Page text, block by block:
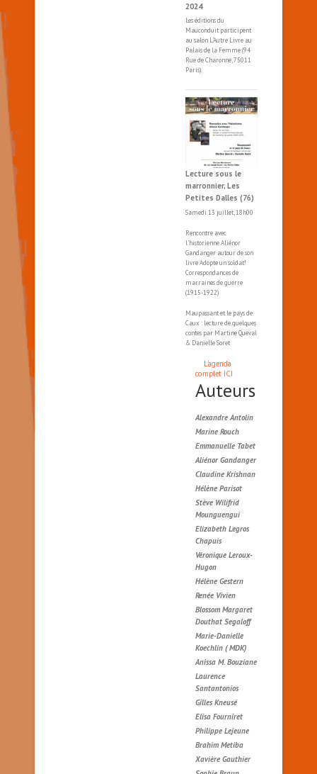
2024
Les éditions du
Mauconduit participent
au salon L'Autre Livre au
Palais de la Femme (94
Rue de Charonne, 75011
Paris).
Lecture sous le
marronnier, Les
Petites Dalles (76)
Samedi 13 juillet, 18h00
Rencontre avec
l'historienne Aliénor
Gandanger autour de son
livre Adopte un soldat!
Correspondances de
marraines de guerre
(1915-1922)
Maupassant et le pays de
Caux : lecture de quelques
contes par Martine Queval
& Danielle Soret
L'agenda
complet ICI
Auteurs
Alexandre Antolin
Marine Rouch
Emmanuelle Tabet
Aliénor Gandanger
Claudine Krishnan
Hélène Parisot
Stève Wilifrid
Mounguengui
Elizabeth Legros
Chapuis
Véronique Leroux-
Hugon
Hélène Gestern
Renée Vivien
Blossom Margaret
Douthat Segaloff
Marie-Danielle
Koechlin ( MDK)
Anissa M. Bouziane
Laurence
Santantonios
Gilles Kneusé
Elisa Fourniret
Philippe Lejeune
Brahim Metiba
Xavière Gauthier